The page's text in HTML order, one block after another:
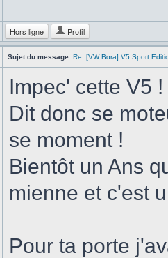
Hors ligne Profil
Sujet du message: Re: [VW Bora] V5 Sport
Impec' cette V5 !
Dit donc se
se moment !
Bientôt un Ans
mienne et c'est
Pour ta porte